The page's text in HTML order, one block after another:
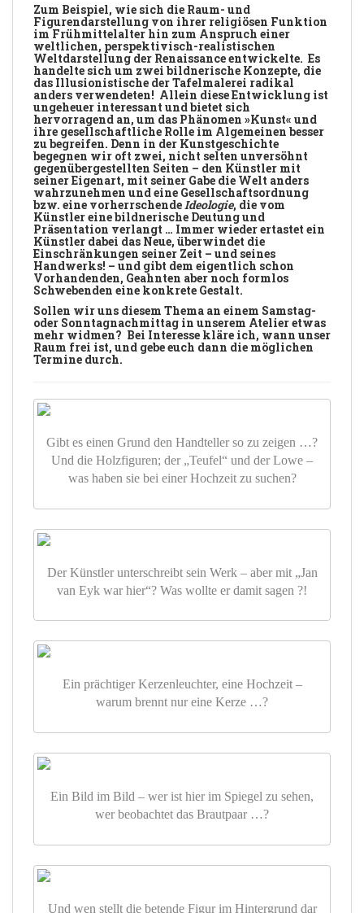
Zum Beispiel, wie sich die Raum- und
Figurendarstellung von ihrer religiösen Funktion
im Frühmittelalter hin zum Anspruch einer
weltlichen, perspektivisch-realistischen
Weltdarstellung der Renaissance entwickelte. Es
handelte sich um zwei bildnerische Konzepte, die
das Illusionistische der Tafelmalerei radikal
anders verwendeten! Allein diese Entwicklung ist
ungeheuer interessant und bietet sich
hervorragend an, um das Phänomen »Kunst« und
ihre gesellschaftliche Rolle im Algemeinen besser
zu begreifen. Denn in der Kunstgeschichte
begegnen wir oft zwei, nicht selten unversöhnt
gegenübergestellten Seiten – den Künstler mit
seiner Eigenart, mit seiner Gabe die Welt anders
wahrzunehmen und eine Gesellschaftsordnung
bzw. eine vorherrschendeIdeologie, die vom
Künstler eine bildnerische Deutung und
Präsentation verlangt … Immer wieder ertastet ein
Künstler dabei das Neue, überwindet die
Einschränkungen seiner Zeit – und seines
Handwerks! – und gibt dem eigentlich schon
Vorhandenden, Geahnten aber noch formlos
Schwebenden eine konkrete Gestalt.
Sollen wir uns diesem Thema an einem Samstag-
oder Sonntagnachmittag in unserem Atelier etwas
mehr widmen? Bei Interesse kläre ich, wann unser
Raum frei ist, und gebe euch dann die möglichen
Termine durch.
Gibt es einen Grund den Handteller so zu zeigen …?
Und die Holzfiguren; der „Teufel“ und der Lowe –
was haben sie bei einer Hochzeit zu suchen?
Der Künstler unterschreibt sein Werk – aber mit „Jan
van Eyk war hier“? Was wollte er damit sagen ?!
Ein prächtiger Kerzenleuchter, eine Hochzeit –
warum brennt nur eine Kerze …?
Ein Bild im Bild – wer ist hier im Spiegel zu sehen,
wer beobachtet das Brautpaar …?
Und wen stellt die betende Figur im Hintergrund dar